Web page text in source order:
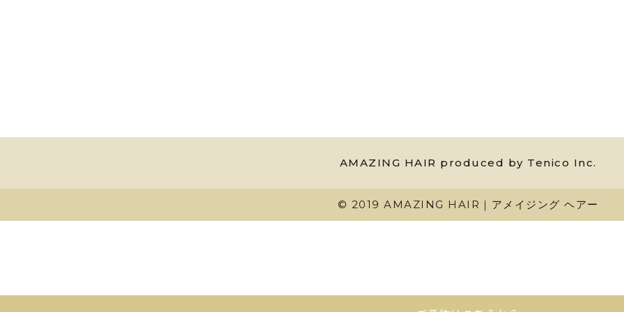
AMAZING HAIR produced by Tenico Inc.
© 2019 AMAZING HAIR｜アメイジング ヘアー